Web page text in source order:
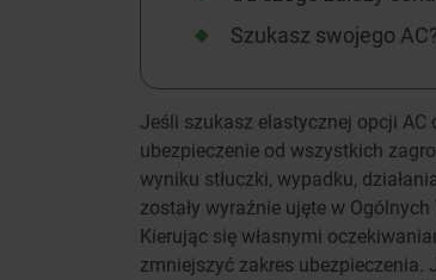
Szukasz swojego
Jeśli szukasz elastycznej opcji
ubezpieczenie od wszystkich
wyniku stłuczki, wypadku,
zostały wyraźnie ujęte w
Kierując się własnymi
zmniejszyć zakres ubezpieczenia.